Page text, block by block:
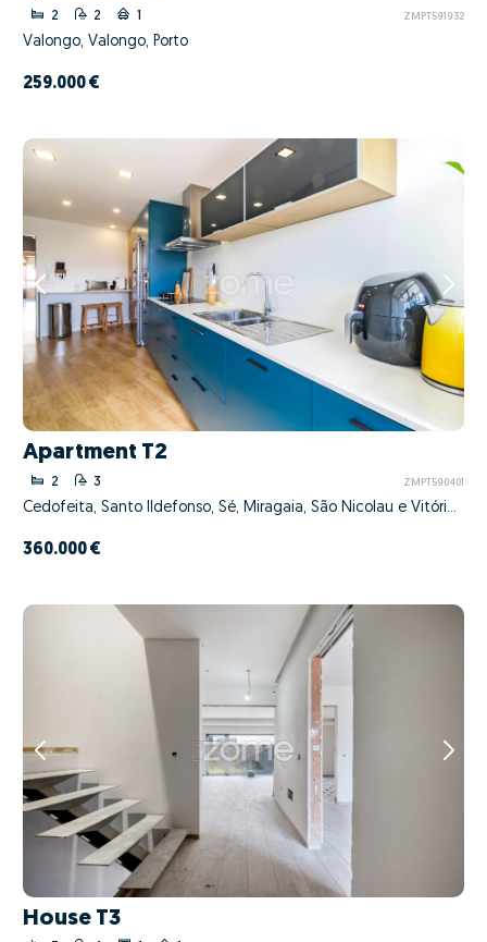
2 2 1 ZMPT591932
Valongo, Valongo, Porto
259.000 €
Apartment T2
2 3 ZMPT590401
Cedofeita, Santo Ildefonso, Sé, Miragaia, São Nicolau e Vitória, Porto, Porto
360.000 €
House T3